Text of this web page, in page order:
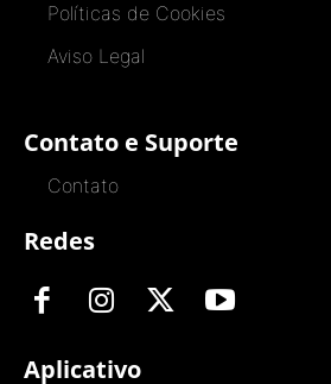
Políticas de Cookies
Aviso Legal
Contato e Suporte
Contato
Redes
Aplicativo